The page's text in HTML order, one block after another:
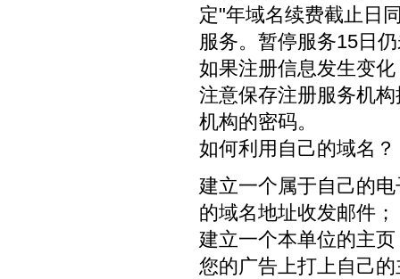
定"年域名续费截止日
服务。暂停服务15日
如果注册信息发生变
注意保存注册服务机
机构的密码。
如何利用自己的域名？
建立一个属于自己的
的域名地址收发邮件；
建立一个本单位的主页
您的广告上打上自己